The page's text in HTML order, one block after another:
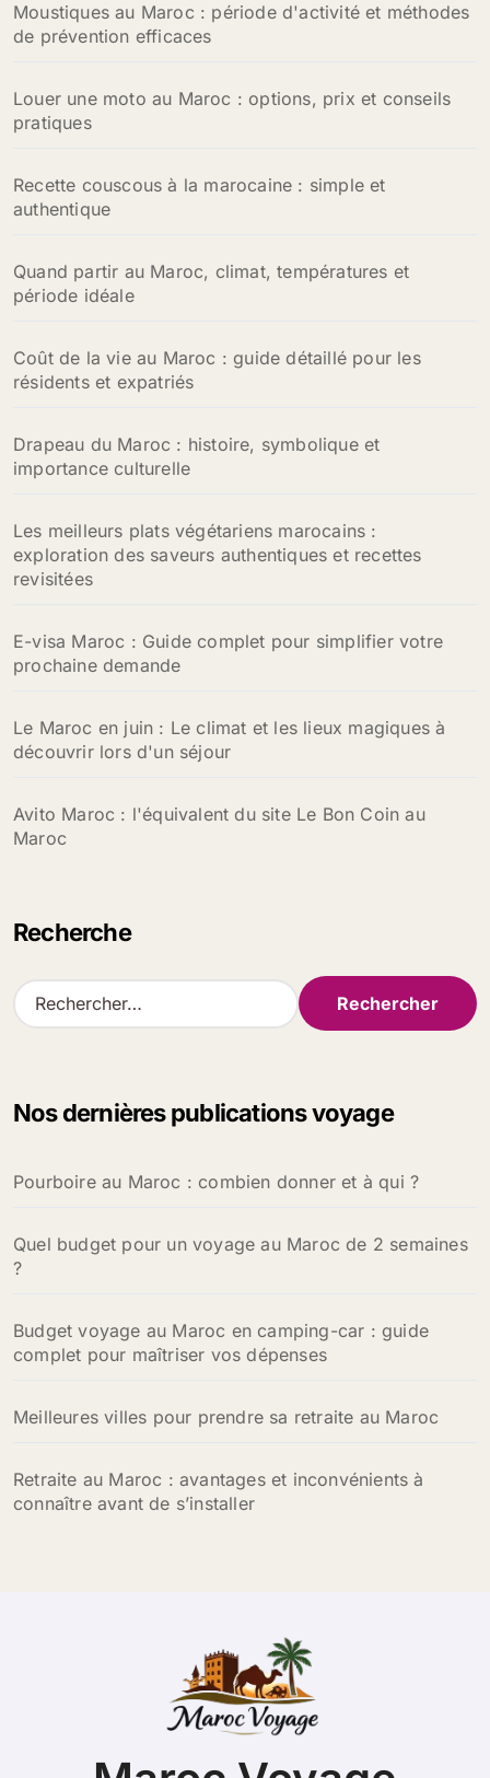
Moustiques au Maroc : période d'activité et méthodes
de prévention efficaces
Louer une moto au Maroc : options, prix et conseils
pratiques
Recette couscous à la marocaine : simple et
authentique
Quand partir au Maroc, climat, températures et
période idéale
Coût de la vie au Maroc : guide détaillé pour les
résidents et expatriés
Drapeau du Maroc : histoire, symbolique et
importance culturelle
Les meilleurs plats végétariens marocains :
exploration des saveurs authentiques et recettes
revisitées
E-visa Maroc : Guide complet pour simplifier votre
prochaine demande
Le Maroc en juin : Le climat et les lieux magiques à
découvrir lors d'un séjour
Avito Maroc : l'équivalent du site Le Bon Coin au
Maroc
Recherche
R
e
r
e
:
Nos dernières publications voyage
Pourboire au Maroc : combien donner et à qui ?
Quel budget pour un voyage au Maroc de 2 semaines
?
Budget voyage au Maroc en camping-car : guide
complet pour maîtriser vos dépenses
Meilleures villes pour prendre sa retraite au Maroc
Retraite au Maroc : avantages et inconvénients à
connaître avant de s’installer